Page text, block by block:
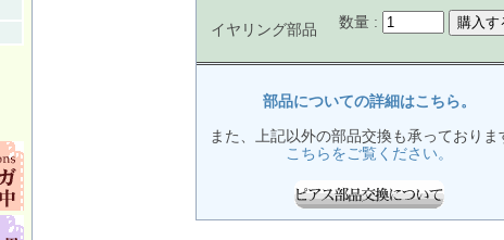
イヤリング部品 数量 :
部品についての詳細はこちら。
また、上記以外の部品交換も承っておりま
こちらをご覧ください。